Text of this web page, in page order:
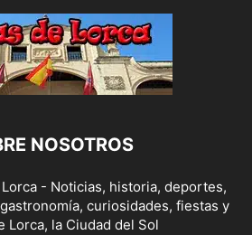
NOSOTROS
- Noticias, historia, deportes,
curiosidades, fiestas y
Lorca, la Ciudad del Sol